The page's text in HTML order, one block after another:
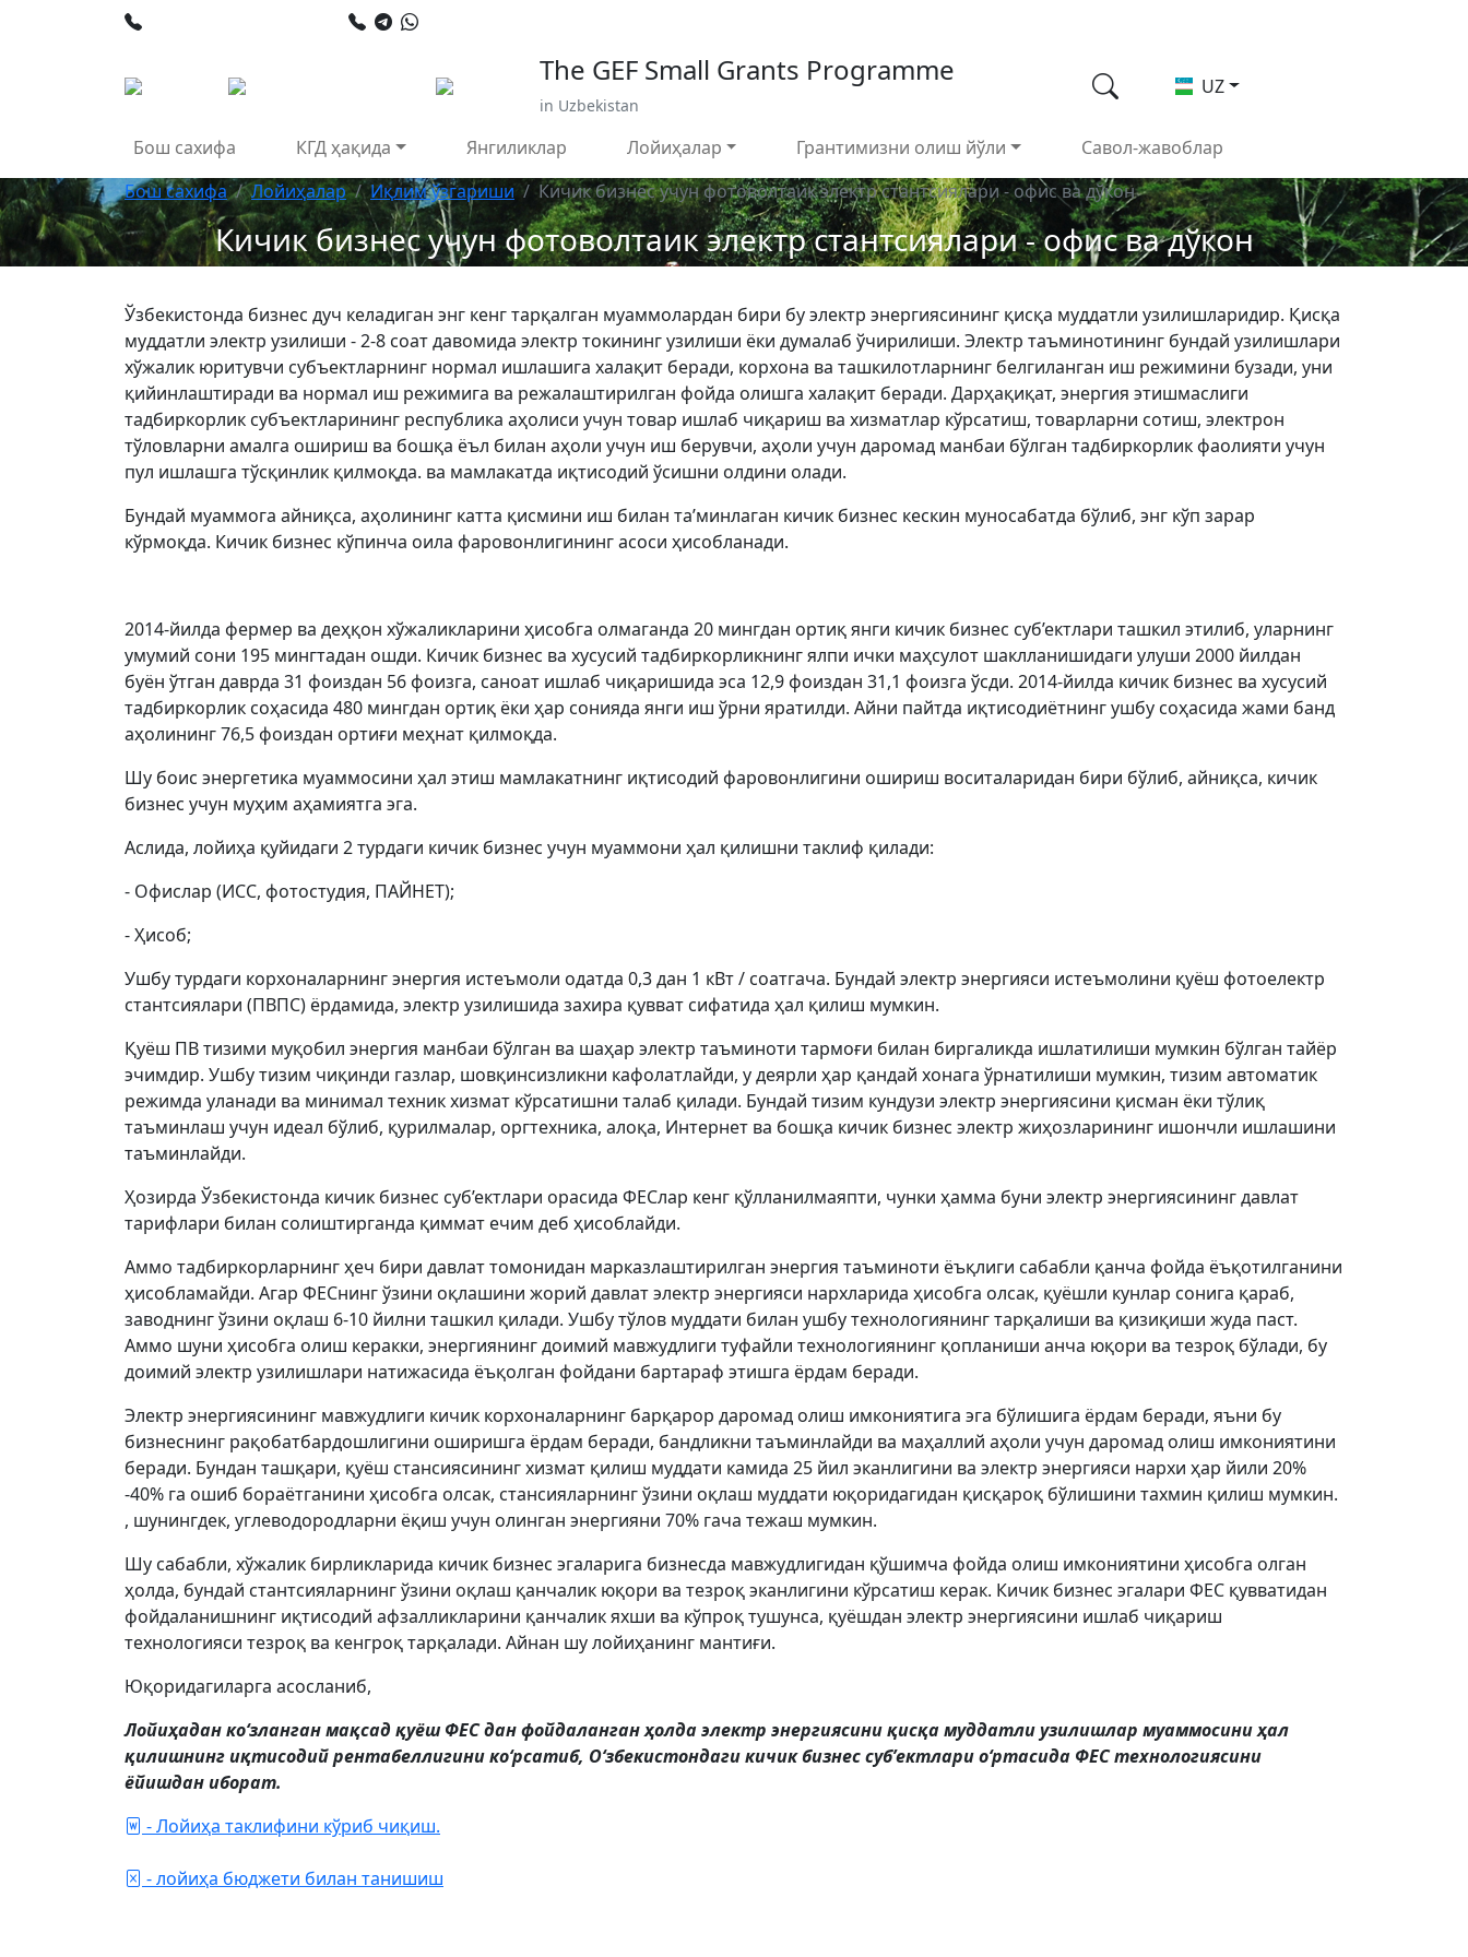
The GEF Small Grants Programme
in Uzbekistan
UZ
Бош сахифа КГД ҳақида Янгиликлар Лойиҳалар Грантимизни олиш йўли
Савол-жавоблар
Бош сахифа
Лойиҳалар Иқлим ўзгариши Кичик бизнес учун фотоволтаик электр стантсиялари - офис ва дўкон
Кичик бизнес учун фотоволтаик электр стантсиялари - офис ва дўкон
Ўзбекистонда бизнес дуч келадиган энг кенг тарқалган муаммолардан бири бу электр энергиясининг қисқа муддатли узилишларидир. Қисқа
муддатли электр узилиши - 2-8 соат давомида электр токининг узилиши ёки думалаб ўчирилиши. Электр таъминотининг бундай узилишлари
хўжалик юритувчи субъектларнинг нормал ишлашига халақит беради, корхона ва ташкилотларнинг белгиланган иш режимини бузади, уни
қийинлаштиради ва нормал иш режимига ва режалаштирилган фойда олишга халақит беради. Дарҳақиқат, энергия этишмаслиги
тадбиркорлик субъектларининг республика аҳолиси учун товар ишлаб чиқариш ва хизматлар кўрсатиш, товарларни сотиш, электрон
тўловларни амалга ошириш ва бошқа ёъл билан аҳоли учун иш берувчи, аҳоли учун даромад манбаи бўлган тадбиркорлик фаолияти учун
пул ишлашга тўсқинлик қилмоқда. ва мамлакатда иқтисодий ўсишни олдини олади.
Бундай муаммога айниқса, аҳолининг катта қисмини иш билан та’минлаган кичик бизнес кескин муносабатда бўлиб, энг кўп зарар
кўрмоқда. Кичик бизнес кўпинча оила фаровонлигининг асоси ҳисобланади.
2014-йилда фермер ва деҳқон хўжаликларини ҳисобга олмаганда 20 мингдан ортиқ янги кичик бизнес суб’ектлари ташкил этилиб, уларнинг
умумий сони 195 мингтадан ошди. Кичик бизнес ва хусусий тадбиркорликнинг ялпи ички маҳсулот шаклланишидаги улуши 2000 йилдан
буён ўтган даврда 31 фоиздан 56 фоизга, саноат ишлаб чиқаришида эса 12,9 фоиздан 31,1 фоизга ўсди. 2014-йилда кичик бизнес ва хусусий
тадбиркорлик соҳасида 480 мингдан ортиқ ёки ҳар сонияда янги иш ўрни яратилди. Айни пайтда иқтисодиётнинг ушбу соҳасида жами банд
аҳолининг 76,5 фоиздан ортиғи меҳнат қилмоқда.
Шу боис энергетика муаммосини ҳал этиш мамлакатнинг иқтисодий фаровонлигини ошириш воситаларидан бири бўлиб, айниқса, кичик
бизнес учун муҳим аҳамиятга эга.
Аслида, лойиҳа қуйидаги 2 турдаги кичик бизнес учун муаммони ҳал қилишни таклиф қилади:
- Офислар (ИCC, фотостудия, ПАЙНЕТ);
- Ҳисоб;
Ушбу турдаги корхоналарнинг энергия истеъмоли одатда 0,3 дан 1 кВт / соатгача. Бундай электр энергияси истеъмолини қуёш фотоелектр
стантсиялари (ПВПС) ёрдамида, электр узилишида захира қувват сифатида ҳал қилиш мумкин.
Қуёш ПВ тизими муқобил энергия манбаи бўлган ва шаҳар электр таъминоти тармоғи билан биргаликда ишлатилиши мумкин бўлган тайёр
эчимдир. Ушбу тизим чиқинди газлар, шовқинсизликни кафолатлайди, у деярли ҳар қандай хонага ўрнатилиши мумкин, тизим автоматик
режимда уланади ва минимал техник хизмат кўрсатишни талаб қилади. Бундай тизим кундузи электр энергиясини қисман ёки тўлиқ
таъминлаш учун идеал бўлиб, қурилмалар, оргтехника, алоқа, Интернет ва бошқа кичик бизнес электр жиҳозларининг ишончли ишлашини
таъминлайди.
Ҳозирда Ўзбекистонда кичик бизнес суб’ектлари орасида ФЕСлар кенг қўлланилмаяпти, чунки ҳамма буни электр энергиясининг давлат
тарифлари билан солиштирганда қиммат ечим деб ҳисоблайди.
Аммо тадбиркорларнинг ҳеч бири давлат томонидан марказлаштирилган энергия таъминоти ёъқлиги сабабли қанча фойда ёъқотилганини
ҳисобламайди. Агар ФЕСнинг ўзини оқлашини жорий давлат электр энергияси нархларида ҳисобга олсак, қуёшли кунлар сонига қараб,
заводнинг ўзини оқлаш 6-10 йилни ташкил қилади. Ушбу тўлов муддати билан ушбу технологиянинг тарқалиши ва қизиқиши жуда паст.
Аммо шуни ҳисобга олиш керакки, энергиянинг доимий мавжудлиги туфайли технологиянинг қопланиши анча юқори ва тезроқ бўлади, бу
доимий электр узилишлари натижасида ёъқолган фойдани бартараф этишга ёрдам беради.
Электр энергиясининг мавжудлиги кичик корхоналарнинг барқарор даромад олиш имкониятига эга бўлишига ёрдам беради, яъни бу
бизнеснинг рақобатбардошлигини оширишга ёрдам беради, бандликни таъминлайди ва маҳаллий аҳоли учун даромад олиш имкониятини
беради. Бундан ташқари, қуёш стансиясининг хизмат қилиш муддати камида 25 йил эканлигини ва электр энергияси нархи ҳар йили 20%
-40% га ошиб бораётганини ҳисобга олсак, стансияларнинг ўзини оқлаш муддати юқоридагидан қисқароқ бўлишини тахмин қилиш мумкин.
, шунингдек, углеводородларни ёқиш учун олинган энергияни 70% гача тежаш мумкин.
Шу сабабли, хўжалик бирликларида кичик бизнес эгаларига бизнесда мавжудлигидан қўшимча фойда олиш имкониятини ҳисобга олган
ҳолда, бундай стантсияларнинг ўзини оқлаш қанчалик юқори ва тезроқ эканлигини кўрсатиш керак. Кичик бизнес эгалари ФЕС қувватидан
фойдаланишнинг иқтисодий афзалликларини қанчалик яхши ва кўпроқ тушунса, қуёшдан электр энергиясини ишлаб чиқариш
технологияси тезроқ ва кенгроқ тарқалади. Айнан шу лойиҳанинг мантиғи.
Юқоридагиларга асосланиб,
Лойиҳадан коʻзланган мақсад қуёш ФЕС дан фойдаланган ҳолда электр энергиясини қисқа муддатли узилишлар муаммосини ҳал
қилишнинг иқтисодий рентабеллигини коʻрсатиб, Оʻзбекистондаги кичик бизнес субʼектлари оʻртасида ФЕС технологиясини
ёйишдан иборат.
- Лойиҳа таклифини кўриб чиқиш.
- лойиҳа бюджети билан танишиш